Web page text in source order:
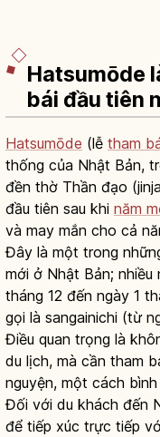
Hatsumōde
bái đầu tiên
Hatsumōde (lễ tham
thống của Nhật Bản,
đền thờ Thần đạo
đầu tiên sau khi năm
và may mắn cho cả
Đây là một trong
mới ở Nhật Bản;
tháng 12 đến ngày 1
gọi là sangainichi (từ
Điều quan trọng là
du lịch, mà cần tham
nguyện, một cách
Đối với du khách đến
để tiếp xúc trực tiếp